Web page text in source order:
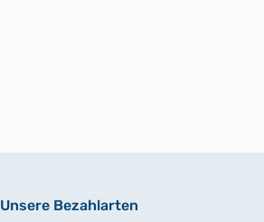
Unsere Bezahlarten